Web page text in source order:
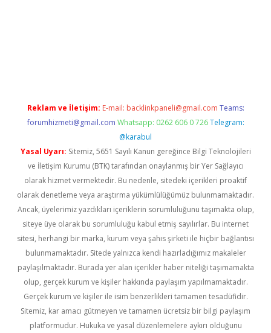
Reklam ve İletişim: E-mail: backlinkpaneli@gmail.com Teams:
forumhizmeti@gmail.com Whatsapp: 0262 606 0 726 Telegram:
@karabul
Yasal Uyarı: Sitemiz, 5651 Sayılı Kanun gereğince Bilgi Teknolojileri
ve İletişim Kurumu (BTK) tarafından onaylanmış bir Yer Sağlayıcı
olarak hizmet vermektedir. Bu nedenle, sitedeki içerikleri proaktif
olarak denetleme veya araştırma yükümlülüğümüz bulunmamaktadır.
Ancak, üyelerimiz yazdıkları içeriklerin sorumluluğunu taşımakta olup,
siteye üye olarak bu sorumluluğu kabul etmiş sayılırlar. Bu internet
sitesi, herhangi bir marka, kurum veya şahıs şirketi ile hiçbir bağlantısı
bulunmamaktadır. Sitede yalnızca kendi hazırladığımız makaleler
paylaşılmaktadır. Burada yer alan içerikler haber niteliği taşımamakta
olup, gerçek kurum ve kişiler hakkında paylaşım yapılmamaktadır.
Gerçek kurum ve kişiler ile isim benzerlikleri tamamen tesadüfidir.
Sitemiz, kar amacı gütmeyen ve tamamen ücretsiz bir bilgi paylaşım
platformudur. Hukuka ve yasal düzenlemelere aykırı olduğunu